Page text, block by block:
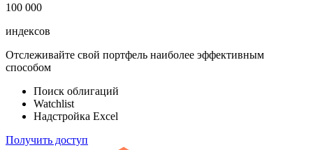
100 000
индексов
Отслеживайте свой портфель наиболее эффективным
способом
Поиск облигаций
Watchlist
Надстройка Excel
Получить доступ